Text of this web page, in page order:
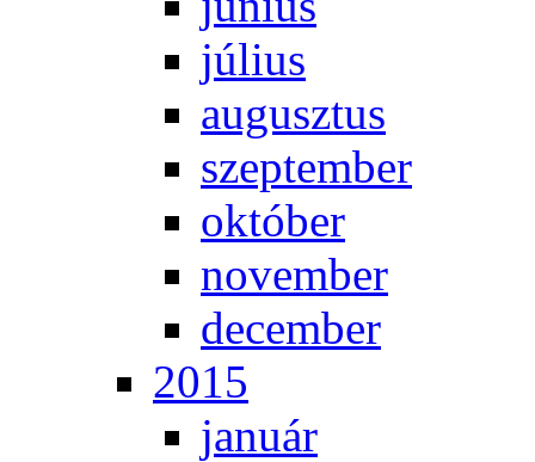
jú­li­us
au­gusz­tus
szep­tem­ber
ok­tó­ber
no­vem­ber
de­cem­ber
2015
ja­nu­ár